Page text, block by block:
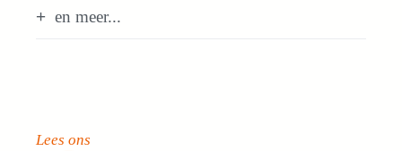
en meer...
Lees ons